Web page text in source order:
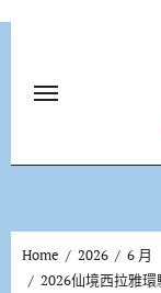
Home 2026
6 月
2026仙境西拉雅